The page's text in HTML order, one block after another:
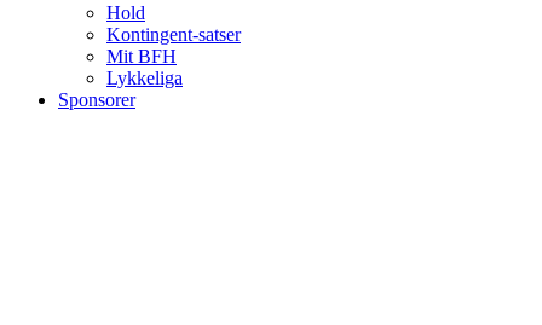
Hold
Kontingent-satser
Mit BFH
Lykkeliga
Sponsorer